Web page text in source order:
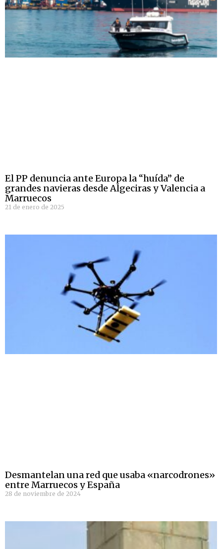
El PP denuncia ante Europa la “huída” de
grandes navieras desde Algeciras y Valencia a
Marruecos
21 de enero de 2025
Desmantelan una red que usaba «narcodrones»
entre Marruecos y España
28 de noviembre de 2024